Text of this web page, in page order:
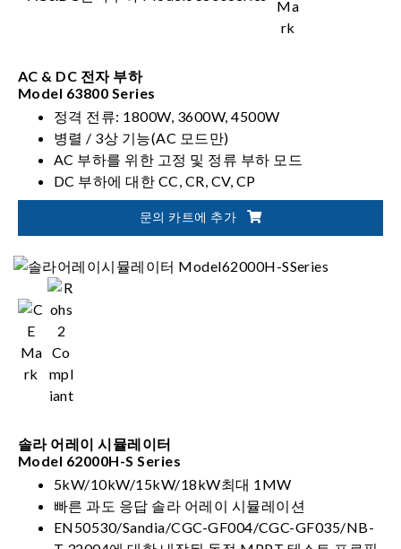
AC & DC 전자 부하
Model 63800 Series
정격 전류: 1800W, 3600W, 4500W
병렬 / 3상 기능(AC 모드만)
AC 부하를 위한 고정 및 정류 부하 모드
DC 부하에 대한 CC, CR, CV, CP
문의 카트에 추가
솔라 어레이 시뮬레이터
Model 62000H-S Series
5kW/10kW/15kW/18kW최대 1MW
빠른 과도 응답 솔라 어레이 시뮬레이션
EN50530/Sandia/CGC-GF004/CGC-GF035/NB-